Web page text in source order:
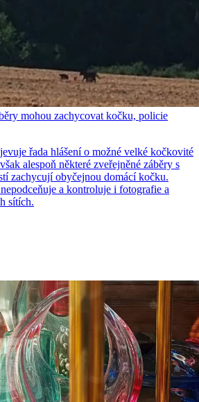
mohou zachycovat kočku, policie
řada hlášení o možné velké kočkovité
alespoň některé zveřejněné záběry s
zachycují obyčejnou domácí kočku.
a kontroluje i fotografie a
sítích.